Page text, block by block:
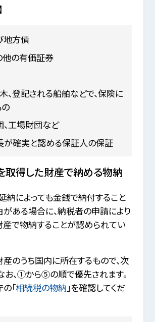
地方債
他の有価証券
、登記される船舶などで、保険に
工場財団など
が確実と認める保証人の保証
取得した財産で納める物納
納によっても金銭で納付すること
ある場合に、納税者の申請により
で物納することが認められてい
のうち国内に所在するもので、次
お、①から⑤の順で優先されます。
「相続税の物納 」を確認してくだ